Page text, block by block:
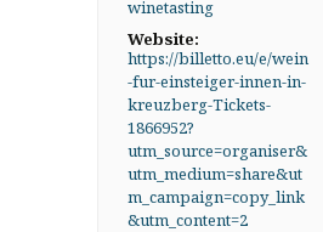
winetasting
Website:
https://billetto.eu/e/wein
-fur-einsteiger-innen-in-
kreuzberg-Tickets-
1866952?
utm_source=organiser&
utm_medium=share&ut
m_campaign=copy_link
&utm_content=2